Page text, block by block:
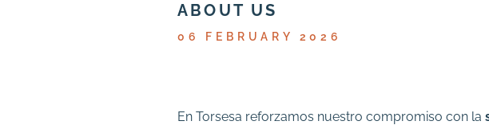
ABOUT US
06 FEBRUARY 2026
En Torsesa reforzamos nuestro compromiso con la